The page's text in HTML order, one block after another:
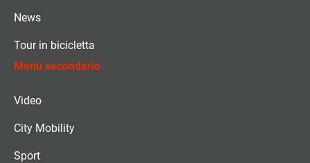
News
Tour in bicicletta
Menù secondario
Video
City Mobility
Sport